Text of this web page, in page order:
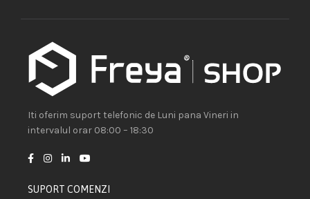
Iti oferim suport telefonic de Luni pana Vineri in
intervalul orar 08:00 – 18:30
SUPORT COMENZI